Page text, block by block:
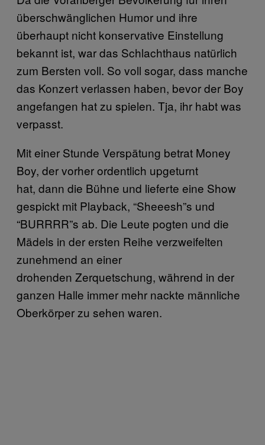
überschwänglichen Humor und ihre
überhaupt nicht konservative Einstellung
bekannt ist, war das Schlachthaus natürlich
zum Bersten voll. So voll sogar, dass manche
das Konzert verlassen haben, bevor der Boy
angefangen hat zu spielen. Tja, ihr habt was
verpasst.
Mit einer Stunde Verspätung betrat Money
Boy, der vorher ordentlich upgeturnt
hat, dann die Bühne und lieferte eine Show
gespickt mit Playback, “Sheeesh”s und
“BURRRR”s ab. Die Leute pogten und die
Mädels in der ersten Reihe verzweifelten
zunehmend an einer
drohenden Zerquetschung, während in der
ganzen Halle immer mehr nackte männliche
Oberkörper zu sehen waren.